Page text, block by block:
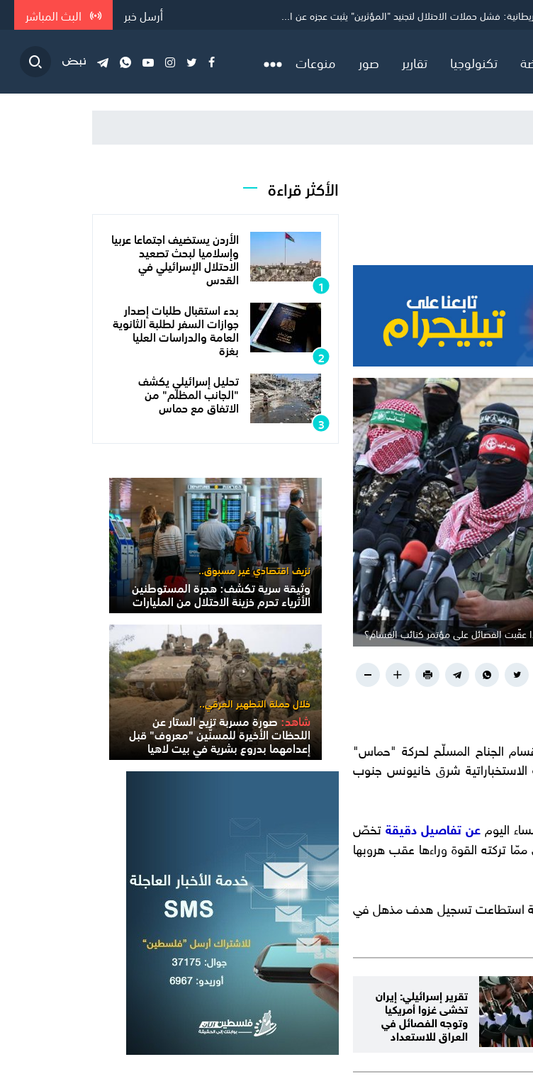
تهز قيادة الحرب السيبرانية الأمريكية
هجرة المستوطنين الأثرياء تحرم خزينة الاحتلال من الملي...
فشل حملات الاحتلال لتجنيد "المؤثرين" يثبت عجزه عن ا... أرسل خبر البث المباشر
تكنولوجيا تقارير صور منوعات
عقّبت الفصائل على مؤتمر كتائب القسام؟
الجناح المسلّح لحركة "حماس"
شرق خانيونس جنوب
اليومعن تفاصيل دقيقةتخصّ
تركته القوة وراءها عقب هروبها
استطاعت تسجيل هدف مذهل في
تقرير إسرائيلي: إيران
تخشى غزوا أمريكيا
وتوجه الفصائل في
العراق للاستعداد
الأكثر قراءة
الأردن يستضيف اجتماعا عربيا
وإسلاميا لبحث تصعيد
الاحتلال الإسرائيلي في
القدس
بدء استقبال طلبات إصدار
جوازات السفر لطلبة الثانوية
العامة والدراسات العليا
بغزة
تحليل إسرائيلي يكشف
"الجانب المظلم" من
الاتفاق مع حماس
نزيف اقتصادي غير مسبوق..
وثيقة سرية تكشف: هجرة المستوطنين
الأثرياء تحرم خزينة الاحتلال من المليارات
خلال حملة التطهير العرقي..
شاهد:صورة مسربة تزيح الستار عن
اللحظات الأخيرة للمسنَّين "معروف" قبل
إعدامهما بدروع بشرية في بيت لاهيا